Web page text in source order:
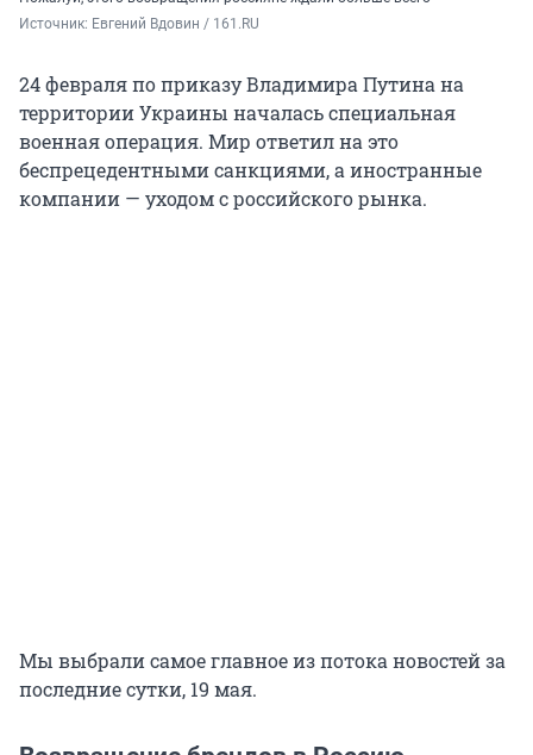
Источник: Евгений Вдовин / 161.RU
24 февраля по приказу Владимира Путина на
территории Украины началась специальная
военная операция. Мир ответил на это
беспрецедентными санкциями, а иностранные
компании — уходом с российского рынка.
Мы выбрали самое главное из потока новостей за
последние сутки, 19 мая.